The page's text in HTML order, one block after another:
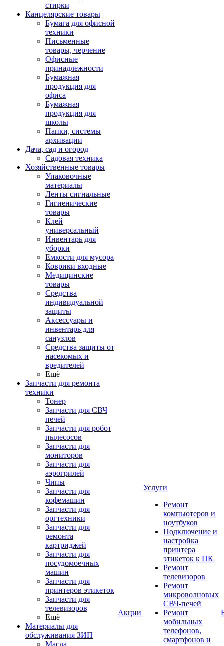
стирки
Канцелярские товары
Бумага для офисной
техники
Письменные
товары, черчение
Офисные
принадлежности
Бумажная
продукция для
офиса
Бумажная
продукция для
школы
Папки, системы
архивации
Дача, сад и огород
Садовая техника
Хозяйственные товары
Упаковочные
материалы
Ленты сигнальные
Гигиенические
товары
Клей
универсальный
Инвентарь для
уборки
Емкости для мусора
Коврики входные
Медицинские
товары
Средства
индивидуальной
защиты
Аксессуары и
инвентарь для
санузлов
Средства защиты от
насекомых и
вредителей
Ещё
Запчасти для ремонта
техники
Тонер
Запчасти для СВЧ
печей
Запчасти для робот
пылесосов
Запчасти для
мониторов
Запчасти для
аэрогрилей
Чипы
Запчасти для
кофемашин
Запчасти для
оргтехники
Запчасти для
ремонта
картриджей
Запчасти для
посудомоечных
машин
Запчасти для
принтеров этикеток
Запчасти для
телевизоров
Ещё
Материалы для
обслуживания ЗИП
Масла
Акции
Услуги
Ремонт
компьютеров и
ноутбуков
Подключение и
настройка
принтера
этикеток к ПК
Ремонт
телевизоров
Ремонт
микроволновых
СВЧ-печей
Ремонт
мобильных
телефонов,
смартфонов и